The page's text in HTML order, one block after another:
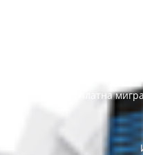
Бесплатна